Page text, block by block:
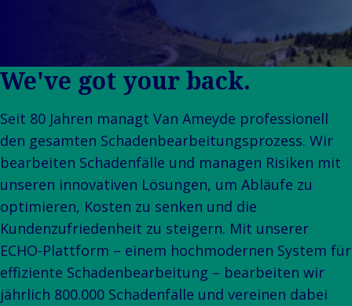
Captive
Unsere Marken
Veranstaltungen
We've got your back.
Seit 80 Jahren managt Van Ameyde professionell
den gesamten Schadenbearbeitungsprozess. Wir
bearbeiten Schadenfälle und managen Risiken mit
unseren innovativen Lösungen, um Abläufe zu
optimieren, Kosten zu senken und die
Kundenzufriedenheit zu steigern. Mit unserer
ECHO-Plattform – einem hochmodernen System für
effiziente Schadenbearbeitung – bearbeiten wir
jährlich 800.000 Schadenfälle und vereinen dabei